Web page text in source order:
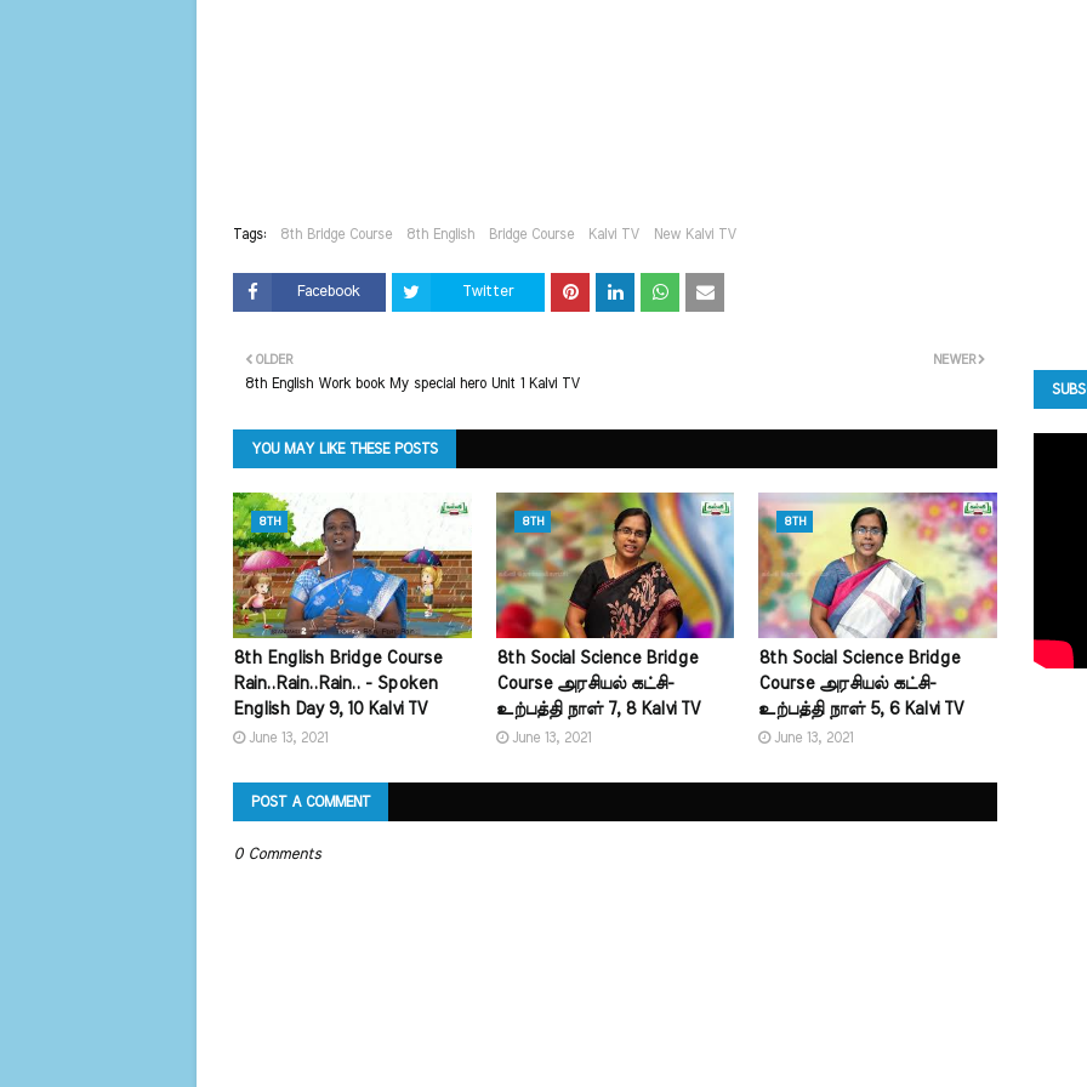
Tags: 8th Bridge Course 8th English Bridge Course Kalvi TV New Kalvi TV
Facebook Twitter
NEWER
OLDER
8th English Work book My special hero Unit 1 Kalvi TV
YOU MAY LIKE THESE POSTS
8TH
8th English Bridge Course
Rain..Rain..Rain.. - Spoken
English Day 9, 10 Kalvi TV
June 13, 2021
8TH
8th Social Science Bridge
Course அரசியல் கட்சி-
உற்பத்தி நாள் 7, 8 Kalvi TV
June 13, 2021
8TH
8th Social Science Bridge
Course அரசியல் கட்சி-
உற்பத்தி நாள் 5, 6 Kalvi TV
June 13, 2021
POST A COMMENT
0 Comments